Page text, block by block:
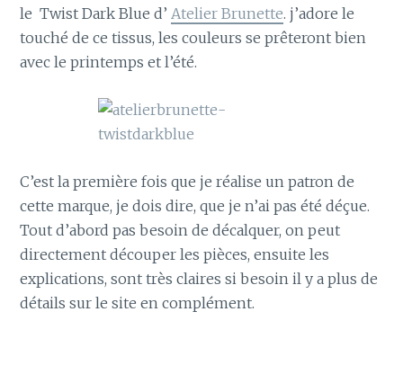
le Twist Dark Blue d’Atelier Brunette. j’adore le
touché de ce tissus, les couleurs se prêteront bien
avec le printemps et l’été.
C’est la première fois que je réalise un patron de
cette marque, je dois dire, que je n’ai pas été déçue.
Tout d’abord pas besoin de décalquer, on peut
directement découper les pièces, ensuite les
explications, sont très claires si besoin il y a plus de
détails sur le site en complément.